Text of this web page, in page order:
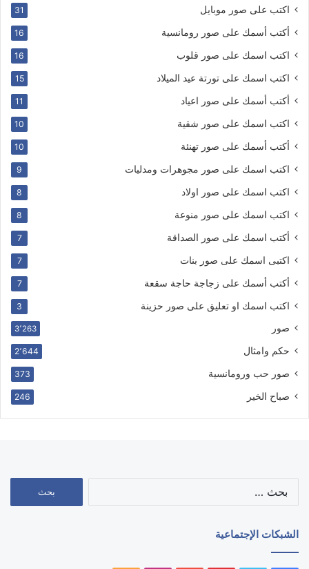
اكتب على صور موبايل 31
أكتب أسمك على صور رومانسية 16
اكتب اسمك على صور قلوب 16
اكتب اسمك على تورتة عيد الميلاد 15
أكتب أسمك على صور اعياد 11
اكتب اسمك على صور شقية 10
أكتب أسمك على صور تهنئة 10
اكتب اسمك على صور مجوهرات ومدليات 9
اكتب اسمك على صور اولاد 8
اكتب اسمك على صور منوعة 8
أكتب اسمك على صور الصداقة 7
اكتبى اسمك على صور بنات 7
أكتب أسمك على زجاجة حاجة سقعة 7
اكتب اسمك او تعليق على صور حزينة 3
صور 3٬263
حكم وامثال 2٬644
صور حب ورومانسية 373
صباح الخير 246
الشبكات الإجتماعية